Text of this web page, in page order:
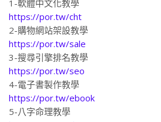
https://por.tw/cht
2-購物網站架設教學
https://por.tw/sale
3-搜尋引擎排名教學
https://por.tw/seo
4-電子書製作教學
https://por.tw/ebook
5-八字命理教學
https://por.tw/destiny